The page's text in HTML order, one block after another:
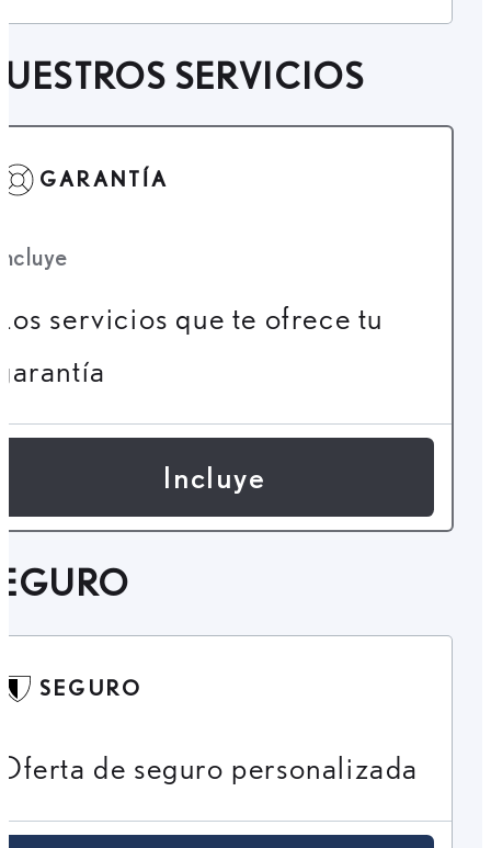
SERVICIOS
GARANTÍA
servicios que te ofrece tu
Incluye
SEGURO
de seguro personalizada